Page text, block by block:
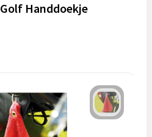
Handdoekje